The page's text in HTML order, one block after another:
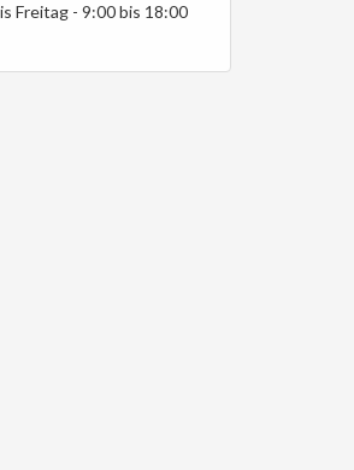
Freitag - 9:00 bis 18:00